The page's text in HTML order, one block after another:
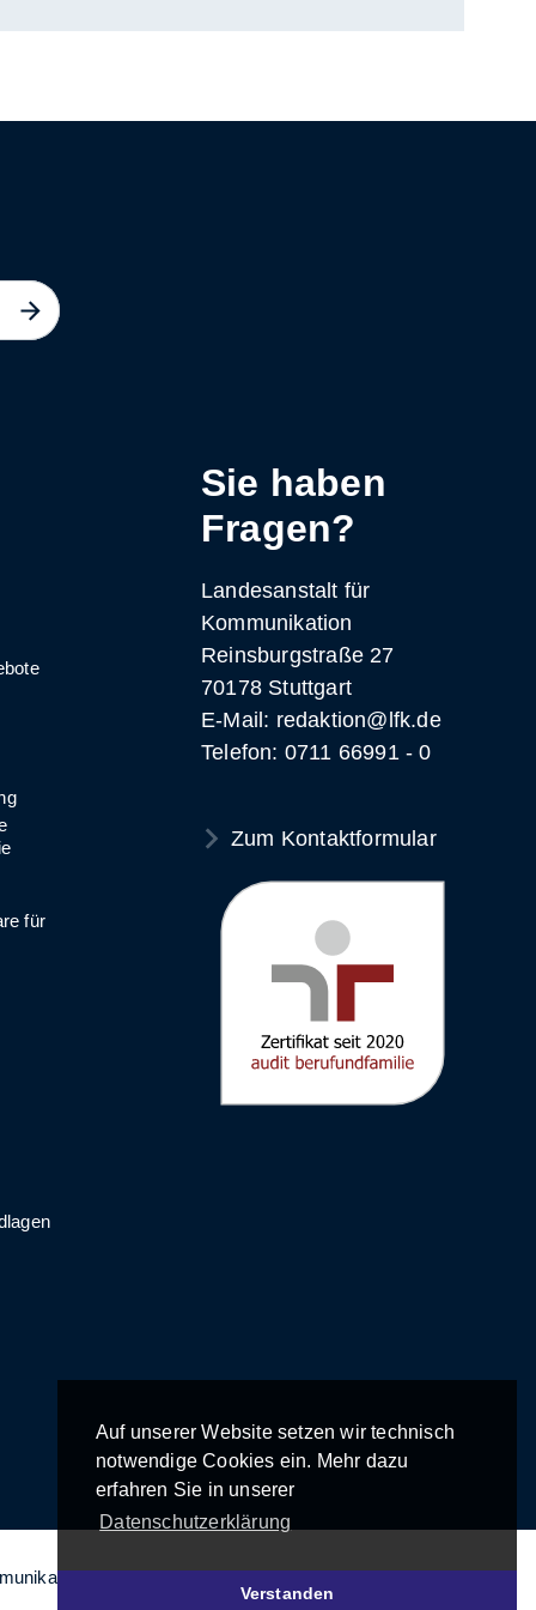
Auf unserer Website setzen wir technisch
notwendige Cookies ein. Mehr dazu
erfahren Sie in unserer
Datenschutzerklärung
Verstanden
für
Sie haben
Fragen?
Landesanstalt für
Kommunikation
Reinsburgstraße 27
70178 Stuttgart
E-Mail: redaktion@lfk.de
Telefon: 0711 66991 - 0
Zum Kontaktformular
2026